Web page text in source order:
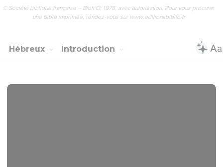
© Société biblique française – Bibli’O, 1978, avec autorisation. Pour vous procurer
une Bible imprimée, rendez-vous sur www.editionsbiblio.fr
Hébreux Introduction